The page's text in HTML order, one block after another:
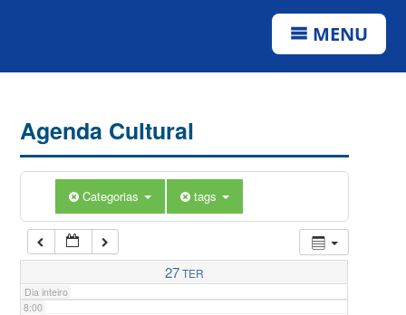
MENU
Agenda Cultural
Categorias tags
27TER
Dia inteiro
5:00
7:00
8:00